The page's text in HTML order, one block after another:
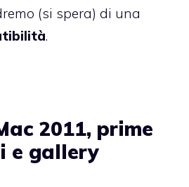
(si spera) di una
.
2011, prime
e gallery